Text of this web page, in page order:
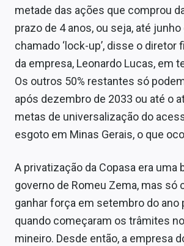
metade das ações que comprou
prazo de 4 anos, ou seja, até junho
chamado ‘lock-up’, disse o diretor
da empresa, Leonardo Lucas, em
Os outros 50% restantes só
após dezembro de 2033 ou até o
metas de universalização do
esgoto em Minas Gerais, o que
A privatização da Copasa era uma
governo de Romeu Zema, mas só
ganhar força em setembro do ano
quando começaram os trâmites
mineiro. Desde então, a empresa